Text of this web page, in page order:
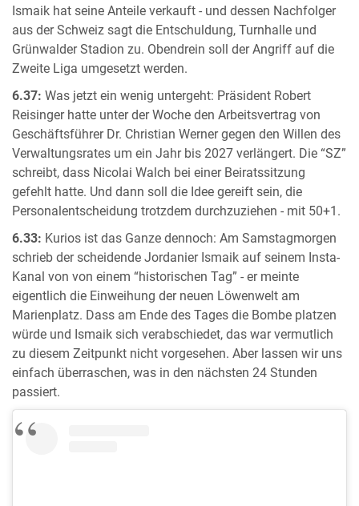
Ismaik hat seine Anteile verkauft - und dessen Nachfolger
aus der Schweiz sagt die Entschuldung, Turnhalle und
Grünwalder Stadion zu. Obendrein soll der Angriff auf die
Zweite Liga umgesetzt werden.
6.37: Was jetzt ein wenig untergeht: Präsident Robert
Reisinger hatte unter der Woche den Arbeitsvertrag von
Geschäftsführer Dr. Christian Werner gegen den Willen des
Verwaltungsrates um ein Jahr bis 2027 verlängert. Die “SZ”
schreibt, dass Nicolai Walch bei einer Beiratssitzung
gefehlt hatte. Und dann soll die Idee gereift sein, die
Personalentscheidung trotzdem durchzuziehen - mit 50+1.
6.33: Kurios ist das Ganze dennoch: Am Samstagmorgen
schrieb der scheidende Jordanier Ismaik auf seinem Insta-
Kanal von von einem “historischen Tag” - er meinte
eigentlich die Einweihung der neuen Löwenwelt am
Marienplatz. Dass am Ende des Tages die Bombe platzen
würde und Ismaik sich verabschiedet, das war vermutlich
zu diesem Zeitpunkt nicht vorgesehen. Aber lassen wir uns
einfach überraschen, was in den nächsten 24 Stunden
passiert.